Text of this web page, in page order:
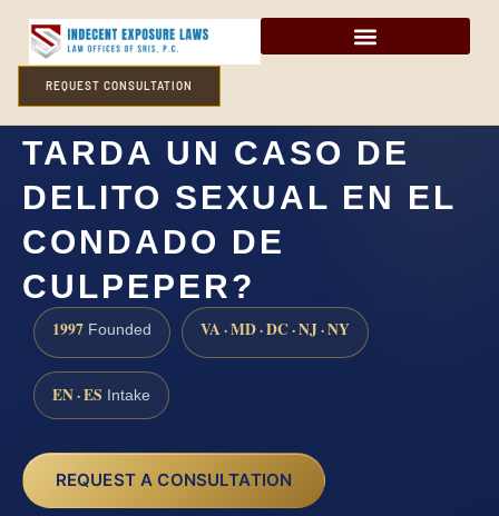
REQUEST CONSULTATION
¿CUÁNTO TIEMPO
TARDA UN CASO DE
DELITO SEXUAL EN EL
CONDADO DE
CULPEPER?
1997 Founded VA · MD · DC · NJ · NY
EN · ES Intake
REQUEST A CONSULTATION